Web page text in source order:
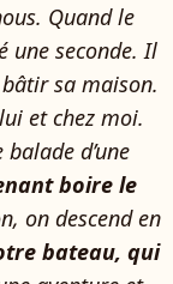
Quand le
une seconde. Il
sa maison.
et chez moi.
d’une
boire le
on descend en
bateau, qui